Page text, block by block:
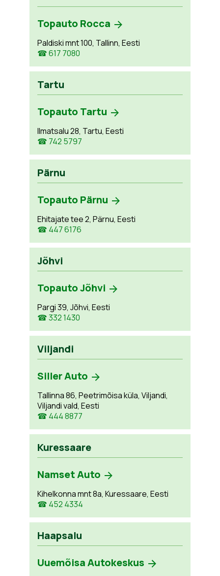
Topauto Rocca
Paldiski mnt 100, Tallinn, Eesti
☎ 617 7080
Tartu
Topauto Tartu
Ilmatsalu 28, Tartu, Eesti
☎ 742 5797
Pärnu
Topauto Pärnu
Ehitajate tee 2, Pärnu, Eesti
☎ 447 6176
Jõhvi
Topauto Jõhvi
Pargi 39, Jõhvi, Eesti
☎ 332 1430
Viljandi
Siller Auto
Tallinna 86, Peetrimõisa küla, Viljandi,
Viljandi vald, Eesti
☎ 444 8877
Kuressaare
Namset Auto
Kihelkonna mnt 8a, Kuressaare, Eesti
☎ 452 4334
Haapsalu
Uuemõisa Autokeskus